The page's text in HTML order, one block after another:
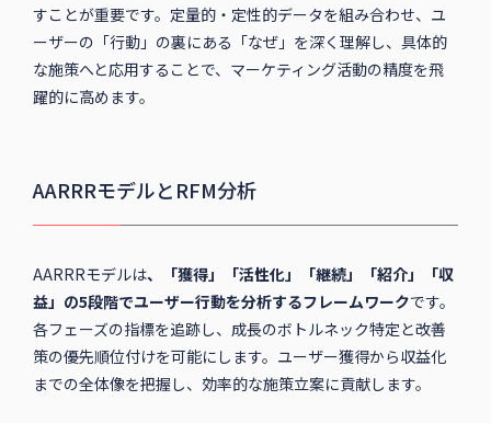
すことが重要です。定量的・定性的データを組み合わせ、ユ
ーザーの「行動」の裏にある「なぜ」を深く理解し、具体的
な施策へと応用することで、マーケティング活動の精度を飛
躍的に高めます。
AARRRモデルとRFM分析
AARRRモデルは、「獲得」「活性化」「継続」「紹介」「収
益」の5段階でユーザー行動を分析するフレームワークです。
各フェーズの指標を追跡し、成長のボトルネック特定と改善
策の優先順位付けを可能にします。ユーザー獲得から収益化
までの全体像を把握し、効率的な施策立案に貢献します。